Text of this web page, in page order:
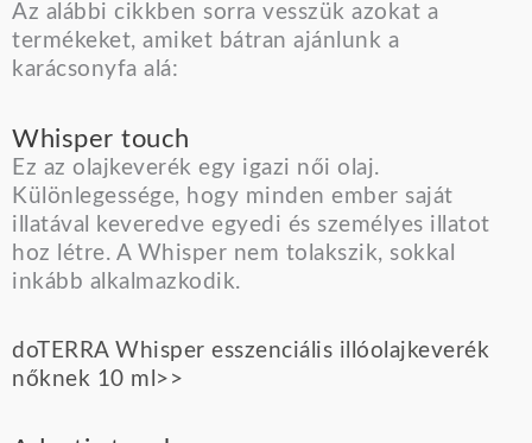
Az alábbi cikkben sorra vesszük azokat a
termékeket, amiket bátran ajánlunk a
karácsonyfa alá:
Whisper touch
Ez az olajkeverék egy igazi női olaj.
Különlegessége, hogy minden ember saját
illatával keveredve egyedi és személyes illatot
hoz létre. A Whisper nem tolakszik, sokkal
inkább alkalmazkodik.
doTERRA Whisper esszenciális illóolajkeverék
nőknek 10 ml>>